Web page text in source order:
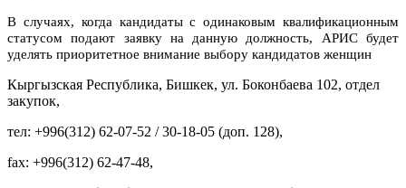
В случаях, когда кандидаты с одинаковым квалификационным
статусом подают заявку на данную должность, АРИС будет
уделять приоритетное внимание выбору кандидатов женщин
Кыргызская Республика, Бишкек, ул. Боконбаева 102, отдел
закупок,
тел: +996(312) 62-07-52 / 30-18-05 (доп. 128),
fax: +996(312) 62-47-48,